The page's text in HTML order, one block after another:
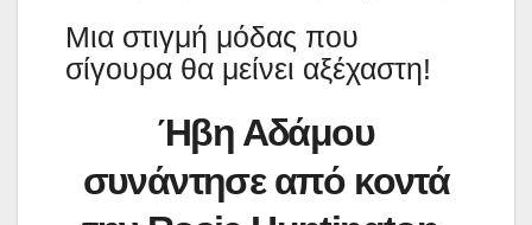
Μια στιγμή μόδας που
σίγουρα θα μείνει αξέχαστη!
Ήβη Αδάμου
συνάντησε από κοντά